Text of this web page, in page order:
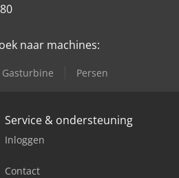
naar machines:
Gasturbine Persen
Service & ondersteuning
Inloggen
Contact